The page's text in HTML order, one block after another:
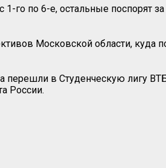
по 6-е, остальные поспорят
Московской области,
в Студенческую лигу
России.